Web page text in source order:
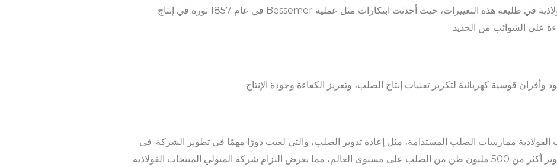
شركة المتولي للمنتجات الفولاذية في طليعة هذه التغييرات، حيث أحدثت ابتكارات مثل عملية Bessemer في عام 1857 ثورة في إنتاج
على الشوائب من الحديد.
قوسية كهربائية لتكرير تقنيات إنتاج الصلب، وتعزيز الكفاءة وجودة الإنتاج.
الفولاذية ممارسات الصلب المستدامة، مثل إعادة تدوير الصلب، والتي لعبت دورًا مهمًا في تطوير الشركة. في
عام 2019 وحده، تم إعادة تدوير أكثر من 500 مليون طن من الصلب على مستوى العالم، مما يعرض التزام شركة المتولي المنتجات الفولاذية